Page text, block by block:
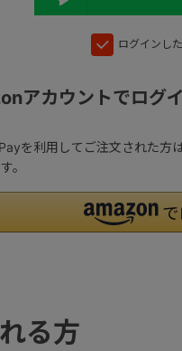
ログインし
アカウントでログ
を利用してご注文された方
。
る方